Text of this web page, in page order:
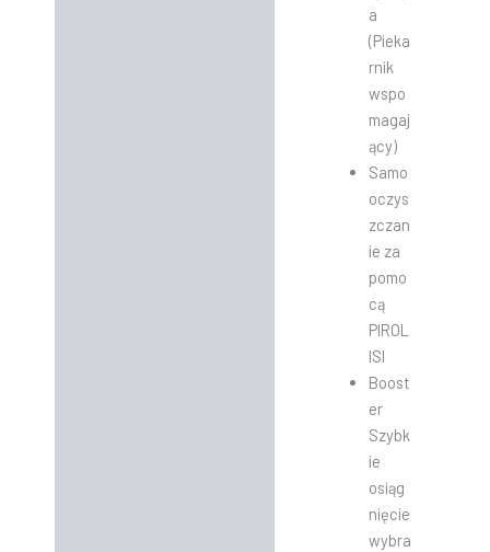
a
(Pieka
rnik
wspo
magaj
ący)
Samo
oczys
zczan
ie za
pomo
cą
PIROL
ISI
Boost
er
Szybk
ie
osiąg
nięcie
wybra